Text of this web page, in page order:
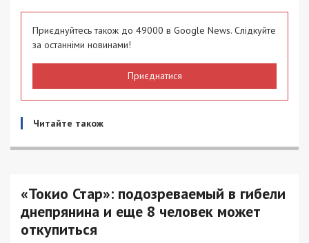
Приєднуйтесь також до 49000 в Google News. Слідкуйте
за останніми новинами!
Приєднатися
Читайте також
«Токио Стар»: подозреваемый в гибели
днепрянина и еще 8 человек может
откупиться